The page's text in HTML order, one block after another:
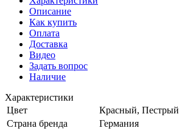
Описание
Как купить
Оплата
Доставка
Видео
Задать вопрос
Наличие
Характеристики
Цвет
Красный, Пестрый
Страна бренда
Германия